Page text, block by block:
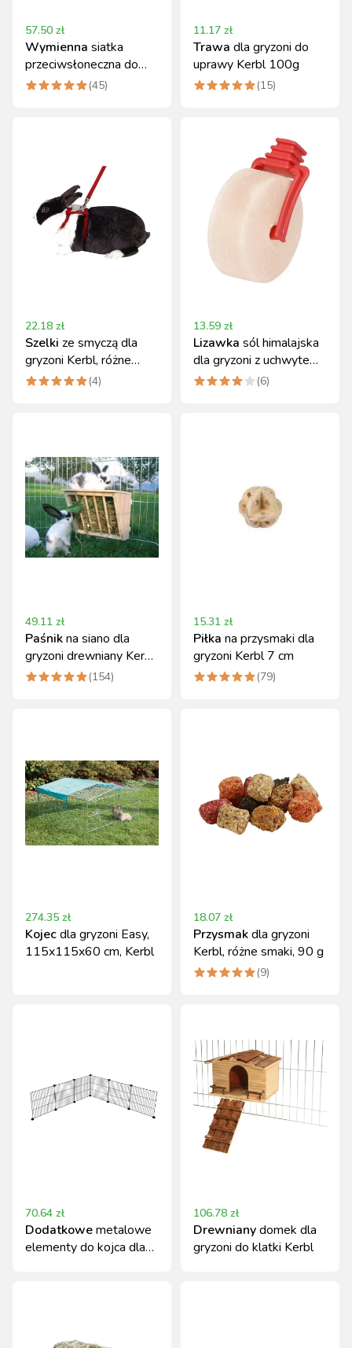
57.50 zł
Wymienna siatka
przeciwsłoneczna do
wybiegu Kerbl
(45)
11.17 zł
Trawa dla gryzoni do
uprawy Kerbl 100g
(15)
22.18 zł
Szelki ze smyczą dla
gryzoni Kerbl, różne
kolory
(4)
13.59 zł
Lizawka sól himalajska
dla gryzoni z uchwytem
80g Kerbl
(6)
49.11 zł
Paśnikna siano dla
gryzoni drewniany Kerbl
25x17x20 cm
(154)
15.31 zł
Piłka na przysmaki dla
gryzoni Kerbl 7 cm
(79)
274.35 zł
Kojecdla gryzoni Easy,
115x115x60 cm, Kerbl
18.07 zł
Przysmakdla gryzoni
Kerbl, różne smaki, 90 g
(9)
70.64 zł
Dodatkowemetalowe
elementy do kojca dla
106.78 zł
Drewnianydomek dla
gryzoni do klatki Kerbl